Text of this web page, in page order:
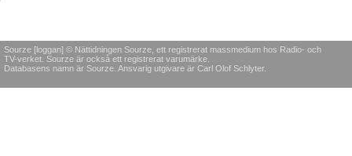
Sourze [loggan] © Nättidningen Sourze, ett registrerat massmedium hos Radio- och
TV-verket. Sourze är också ett registrerat varumärke.
Databasens namn är Sourze. Ansvarig utgivare är Carl Olof Schlyter.